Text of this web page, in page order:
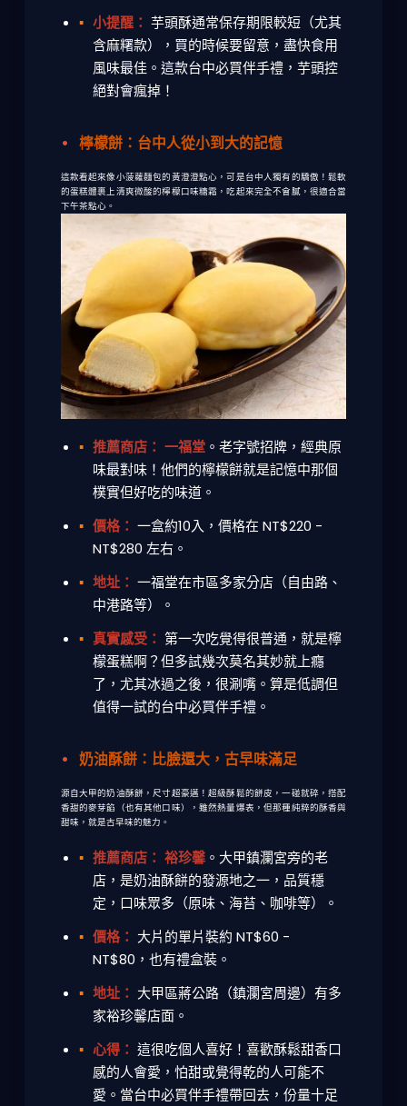
小提醒： 芋頭酥通常保存期限較短（尤其
含麻糬款），買的時候要留意，盡快食用
風味最佳。這款台中必買伴手禮，芋頭控
絕對會瘋掉！
檸檬餅：台中人從小到大的記憶
這款看起來像小菠蘿麵包的黃澄澄點心，可是台中人獨有的驕傲！鬆軟
的蛋糕體裹上清爽微酸的檸檬口味糖霜，吃起來完全不會膩，很適合當
下午茶點心。
推薦商店： 一福堂。老字號招牌，經典原
味最對味！他們的檸檬餅就是記憶中那個
樸實但好吃的味道。
價格： 一盒約10入，價格在 NT$220 -
NT$280 左右。
地址： 一福堂在市區多家分店（自由路、
中港路等）。
真實感受： 第一次吃覺得很普通，就是檸
檬蛋糕啊？但多試幾次莫名其妙就上癮
了，尤其冰過之後，很涮嘴。算是低調但
值得一試的台中必買伴手禮。
奶油酥餅：比臉還大，古早味滿足
源自大甲的奶油酥餅，尺寸超豪邁！超級酥鬆的餅皮，一碰就碎，搭配
香甜的麥芽餡（也有其他口味），雖然熱量爆表，但那種純粹的酥香與
甜味，就是古早味的魅力。
推薦商店： 裕珍馨。大甲鎮瀾宮旁的老
店，是奶油酥餅的發源地之一，品質穩
定，口味眾多（原味、海苔、咖啡等）。
價格： 大片的單片裝約 NT$60 -
NT$80，也有禮盒裝。
地址： 大甲區蔣公路（鎮瀾宮周邊）有多
家裕珍馨店面。
心得： 這很吃個人喜好！喜歡酥鬆甜香口
感的人會愛，怕甜或覺得乾的人可能不
愛。當台中必買伴手禮帶回去，份量十足